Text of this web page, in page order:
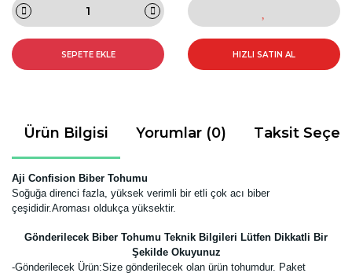
SEPETE EKLE HIZLI SATIN AL
Ürün Bilgisi Yorumlar (0) Taksit
Aji Confision Biber Tohumu
Soğuğa direnci fazla, yüksek verimli bir etli çok acı biber
çeşididir.Aroması oldukça yüksektir.
Gönderilecek Biber Tohumu Teknik Bilgileri Lütfen Dikkatli Bir
Şekilde Okuyunuz
-Gönderilecek Ürün:Size gönderilecek olan ürün tohumdur. Paket